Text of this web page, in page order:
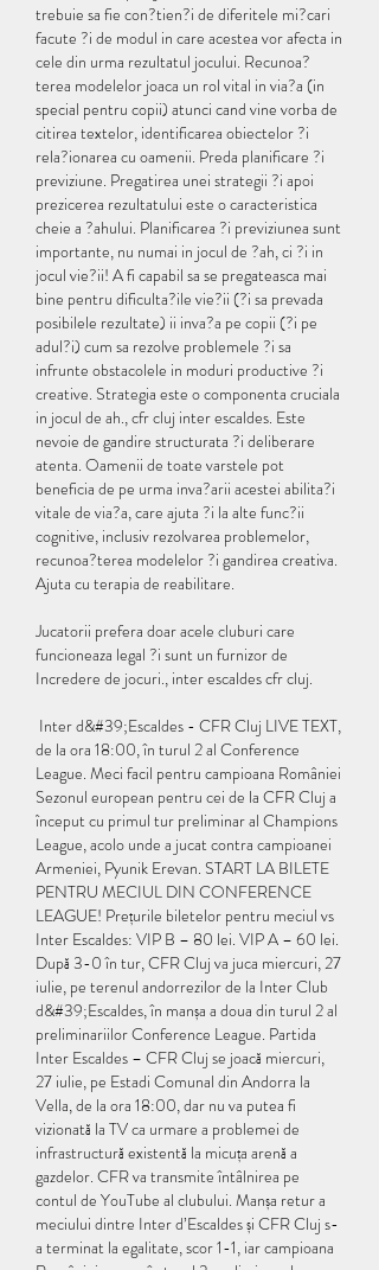
trebuie sa fie con?tien?i de diferitele mi?cari
facute ?i de modul in care acestea vor afecta in
cele din urma rezultatul jocului. Recunoa?
terea modelelor joaca un rol vital in via?a (in
special pentru copii) atunci cand vine vorba de
citirea textelor, identificarea obiectelor ?i
rela?ionarea cu oamenii. Preda planificare ?i
previziune. Pregatirea unei strategii ?i apoi
prezicerea rezultatului este o caracteristica
cheie a ?ahului. Planificarea ?i previziunea sunt
importante, nu numai in jocul de ?ah, ci ?i in
jocul vie?ii! A fi capabil sa se pregateasca mai
bine pentru dificulta?ile vie?ii (?i sa prevada
posibilele rezultate) ii inva?a pe copii (?i pe
adul?i) cum sa rezolve problemele ?i sa
infrunte obstacolele in moduri productive ?i
creative. Strategia este o componenta cruciala
in jocul de ah., cfr cluj inter escaldes. Este
nevoie de gandire structurata ?i deliberare
atenta. Oamenii de toate varstele pot
beneficia de pe urma inva?arii acestei abilita?i
vitale de via?a, care ajuta ?i la alte func?ii
cognitive, inclusiv rezolvarea problemelor,
recunoa?terea modelelor ?i gandirea creativa.
Ajuta cu terapia de reabilitare.
Jucatorii prefera doar acele cluburi care
funcioneaza legal ?i sunt un furnizor de
Incredere de jocuri., inter escaldes cfr cluj.
de la ora 18:00, în turul 2 al Conference
League. Meci facil pentru campioana României
Sezonul european pentru cei de la CFR Cluj a
început cu primul tur preliminar al Champions
League, acolo unde a jucat contra campioanei
Armeniei, Pyunik Erevan. START LA BILETE
PENTRU MECIUL DIN CONFERENCE
LEAGUE! Prețurile biletelor pentru meciul vs
Inter Escaldes: VIP B – 80 lei. VIP A – 60 lei.
După 3-0 în tur, CFR Cluj va juca miercuri, 27
iulie, pe terenul andorrezilor de la Inter Club
d&#39;Escaldes, în manșa a doua din turul 2 al
preliminariilor Conference League. Partida
Inter Escaldes – CFR Cluj se joacă miercuri,
27 iulie, pe Estadi Comunal din Andorra la
Vella, de la ora 18:00, dar nu va putea fi
vizionată la TV ca urmare a problemei de
infrastructură existentă la micuța arenă a
gazdelor. CFR va transmite întâlnirea pe
contul de YouTube al clubului. Manșa retur a
meciului dintre Inter d’Escaldes și CFR Cluj s-
a terminat la egalitate, scor 1-1, iar campioana